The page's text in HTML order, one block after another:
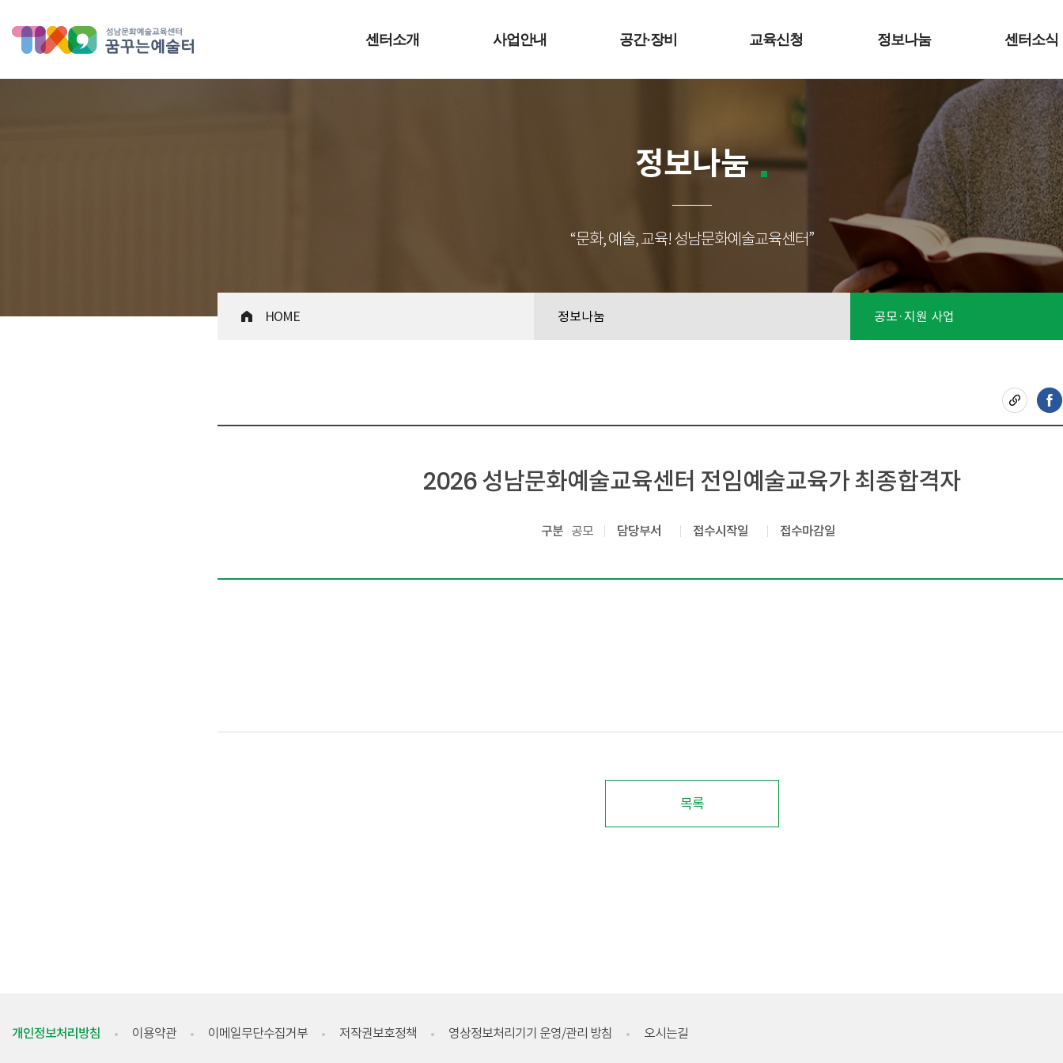
성남문화예술교육센터 꿈꾸는 예술터센터소개 사업안내 공간·장비 교육신청 정보나눔 센터소식
정보나눔
“문화, 예술, 교육! 성남문화예술교육센터”
HOME 정보나눔 공모·지원 사업
2026 성남문화예술교육센터 전임예술교육가 최종합격자
구분 공모 담당부서 접수시작일 접수마감일
목록
개인정보처리방침 이용약관 이메일무단수집거부 저작권보호정책 영상정보처리기기 운영/관리 방침 오시는길